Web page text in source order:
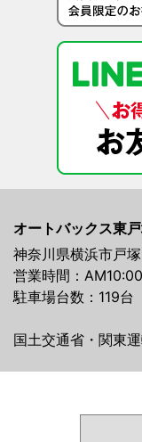
オートバックス東
神奈川県横浜市戸
営業時間：
駐車場台数：119
国土交通省・関東